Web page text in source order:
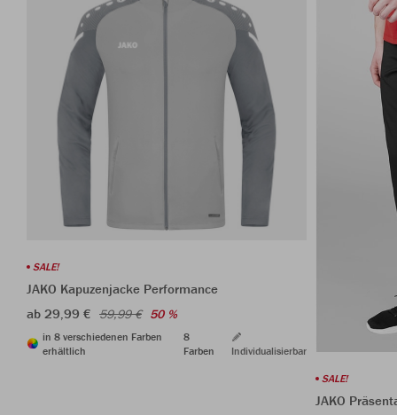
SALE!
JAKO Kapuzenjacke Performance
ab 29,99 € 59,99 € 50 %
in 8 verschiedenen Farben
erhältlich
8
Farben
Individualisierbar
SALE!
JAKO